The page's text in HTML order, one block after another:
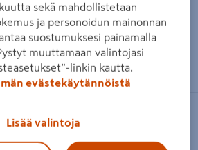
sormilla kosketusnäytöllä
150cmx25m
sekä mahdollistetaan
ja personoidun mainonnan
suostumuksesi painamalla
muuttamaan valintojasi
linkin kautta.
evästekäytännöistä
Lisää valintoja